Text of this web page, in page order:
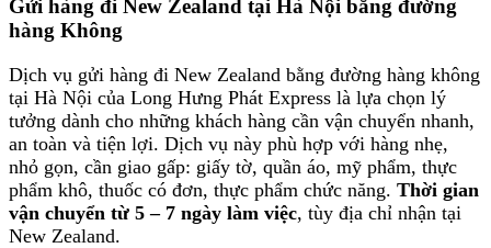
Gửi hàng đi New Zealand tại Hà Nội bằng đường
hàng Không
Dịch vụ gửi hàng đi New Zealand bằng đường hàng không
tại Hà Nội của Long Hưng Phát Express là lựa chọn lý
tưởng dành cho những khách hàng cần vận chuyển nhanh,
an toàn và tiện lợi. Dịch vụ này phù hợp với hàng nhẹ,
nhỏ gọn, cần giao gấp: giấy tờ, quần áo, mỹ phẩm, thực
phẩm khô, thuốc có đơn, thực phẩm chức năng. Thời gian
vận chuyển từ 5 – 7 ngày làm việc, tùy địa chỉ nhận tại
New Zealand.